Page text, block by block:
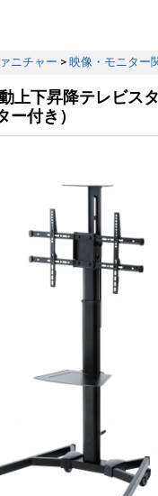
ニチャー > 映像・モニター
上下昇降テレビス
ー付き）